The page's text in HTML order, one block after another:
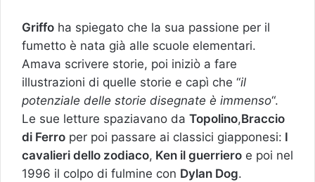
Griffo ha spiegato che la sua passione per il
fumetto è nata già alle scuole elementari.
Amava scrivere storie, poi iniziò a fare
illustrazioni di quelle storie e capì che “il
potenziale delle storie disegnate è immenso“.
Le sue letture spaziavano da Topolino,Braccio
di Ferro per poi passare ai classici giapponesi: I
cavalieri dello zodiaco, Ken il guerriero e poi nel
1996 il colpo di fulmine con Dylan Dog.